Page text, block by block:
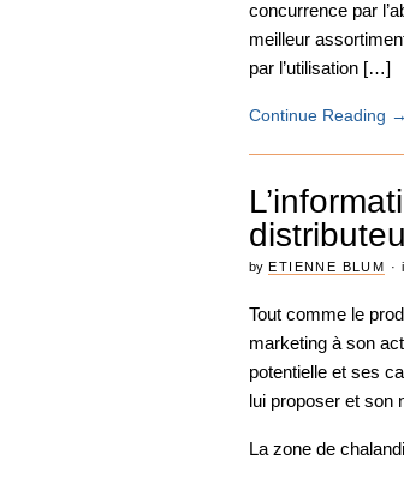
concurrence par
meilleur
par l’utilisation […]
Continue Reading →
by ETIENNE BLUM ·
Tout comme le
marketing à son
potentielle et ses
lui proposer et son
La zone de